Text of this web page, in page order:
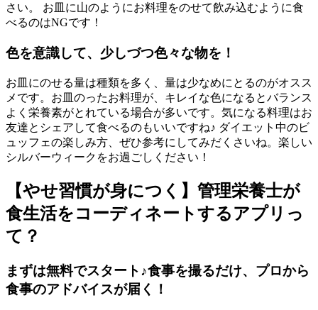
さい。 お皿に山のようにお料理をのせて飲み込むように食
べるのはNGです！
色を意識して、少しづつ色々な物を！
お皿にのせる量は種類を多く、量は少なめにとるのがオスス
メです。お皿のったお料理が、キレイな色になるとバランス
よく栄養素がとれている場合が多いです。気になる料理はお
友達とシェアして食べるのもいいですね♪ ダイエット中のビ
ュッフェの楽しみ方、ぜひ参考にしてみだくさいね。楽しい
シルバーウィークをお過ごしください！
【やせ習慣が身につく】管理栄養士が
食生活をコーディネートするアプリっ
て？
まずは無料でスタート♪食事を撮るだけ、プロから
食事のアドバイスが届く！